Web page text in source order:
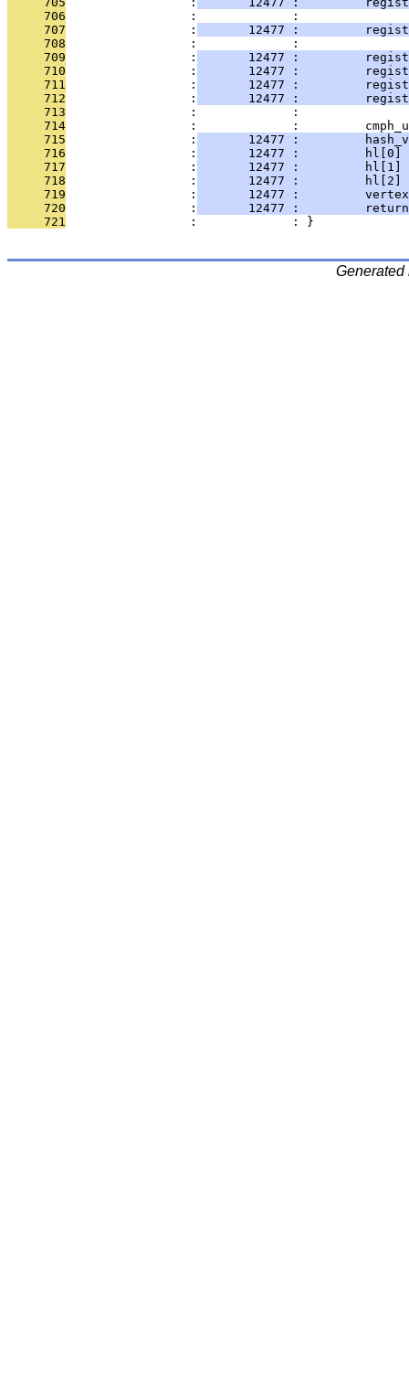
     706
                 :             :
     707
                 :
12477 :
     708
                 :             :
     709
                 :
12477 :
     710
                 :
12477 :
     711
                 :
12477 :
     712
                 :
12477 :
     713
                 :             :
     714
:             :
     715
                 :
12477 :
     716
                 :
12477 :         hl[0]
     717
                 :
12477 :         hl[1]
     718
                 :
12477 :         hl[2]
     719
                 :
12477 :
     720
                 :
12477 :
     721
                 :             : }